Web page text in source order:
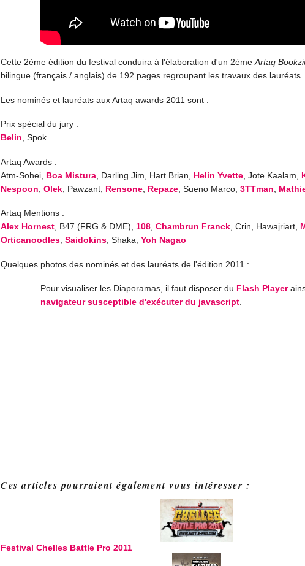
Cette 2ème édition du festival conduira à l'élaboration d'un 2èmeArtaq
bilingue (français / anglais) de 192 pages regroupant les travaux des lauréats.
Les nominés et lauréats aux Artaq awards 2011 sont :
Prix spécial du jury :
Belin, Spok
Artaq Awards :
Atm-Sohei, Boa Mistura , Darling Jim, Hart Brian, Helin Yvette , Jote Kaalam,
Nespoon Olek , Pawzant, Rensone Repaze , Sueno Marco, 3TTman
Artaq Mentions :
Alex Hornest, B47 (FRG & DME), 108, Chambrun Franck, Crin, Hawajriart,
Orticanoodles, Saidokins, Shaka, Yoh Nagao
Quelques photos des nominés et des lauréats de l'édition 2011 :
Pour visualiser les Diaporamas, il faut disposer du Flash Player
navigateur susceptible d'exécuter du javascript.
Ces articles pourraient également vous intéresser :
Festival Chelles Battle Pro 2011